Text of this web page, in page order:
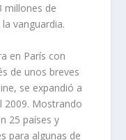
millones de
vanguardia.
en París con
de unos breves
se expandió a
2009. Mostrando
25 países y
para algunas de